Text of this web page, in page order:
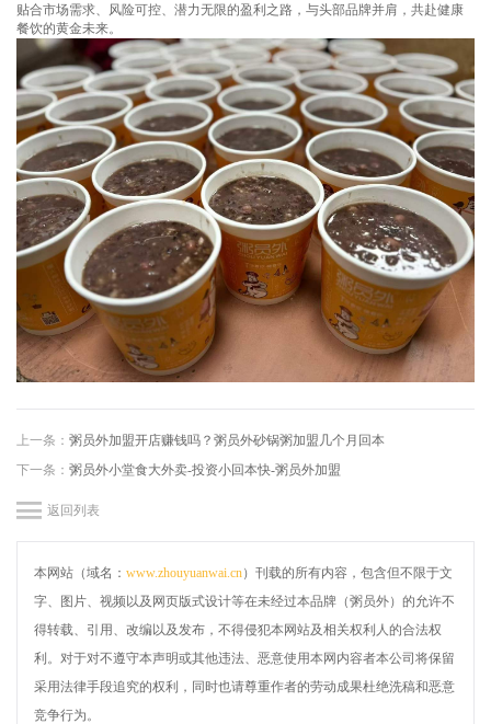
贴合市场需求、风险可控、潜力无限的盈利之路，与头部品牌并肩，共赴健康
餐饮的黄金未来。
上一条： 粥员外加盟开店赚钱吗？粥员外砂锅粥加盟几个月回本
下一条： 粥员外小堂食大外卖-投资小回本快-粥员外加盟
返回列表
本网站（域名： www.zhouyuanwai.cn）刊载的所有内容，包含但不限于文
字、图片、视频以及网页版式设计等在未经过本品牌（粥员外）的允许不
得转载、引用、改编以及发布，不得侵犯本网站及相关权利人的合法权
利。对于对不遵守本声明或其他违法、恶意使用本网内容者本公司将保留
采用法律手段追究的权利，同时也请尊重作者的劳动成果杜绝洗稿和恶意
竞争行为。